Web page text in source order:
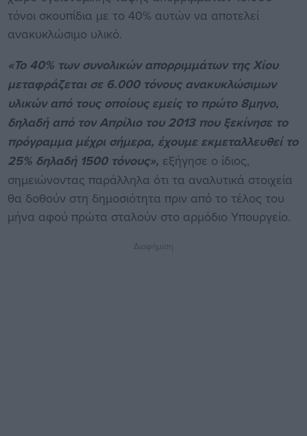
τόνοι σκουπίδια με το 40% αυτών να αποτελεί
ανακυκλώσιμο υλικό.
«Το 40% των συνολικών απορριμμάτων της Χίου
μεταφράζεται σε 6.000 τόνους ανακυκλώσιμων
υλικών από τους οποίους εμείς το πρώτο 8μηνο,
δηλαδή από τον Απρίλιο του 2013 που ξεκίνησε το
πρόγραμμα μέχρι σήμερα, έχουμε εκμεταλλευθεί το
25% δηλαδή 1500 τόνους», εξήγησε ο ίδιος,
σημειώνοντας παράλληλα ότι τα αναλυτικά στοιχεία
θα δοθούν στη δημοσιότητα πριν από το τέλος του
μήνα αφού πρώτα σταλούν στο αρμόδιο Υπουργείο.
Διαφήμιση